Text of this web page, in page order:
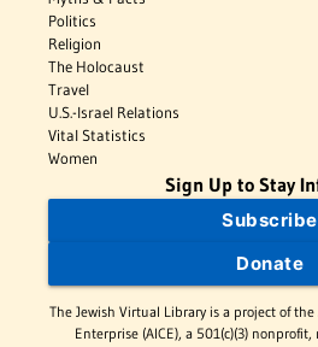
Politics
Religion
The Holocaust
Travel
U.S.-Israel Relations
Vital Statistics
Women
Sign Up to Stay
Subscribe
Donate
The Jewish Virtual Library is a project of
Enterprise (AICE), a 501(c)(3)